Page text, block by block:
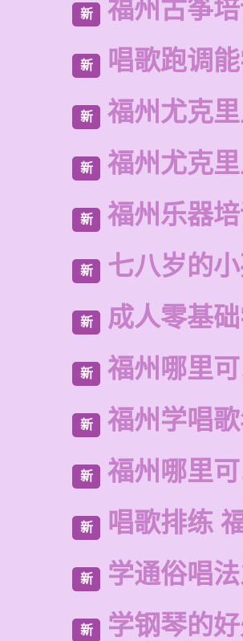
新 福州古筝
新 唱歌跑调
新 福州尤克
新 福州尤克
新 福州乐器
新 七八岁的
新 成人零基
新 福州哪里
新 福州学唱
新 福州哪里
新 唱歌排练
新 学通俗唱
新 学钢琴的